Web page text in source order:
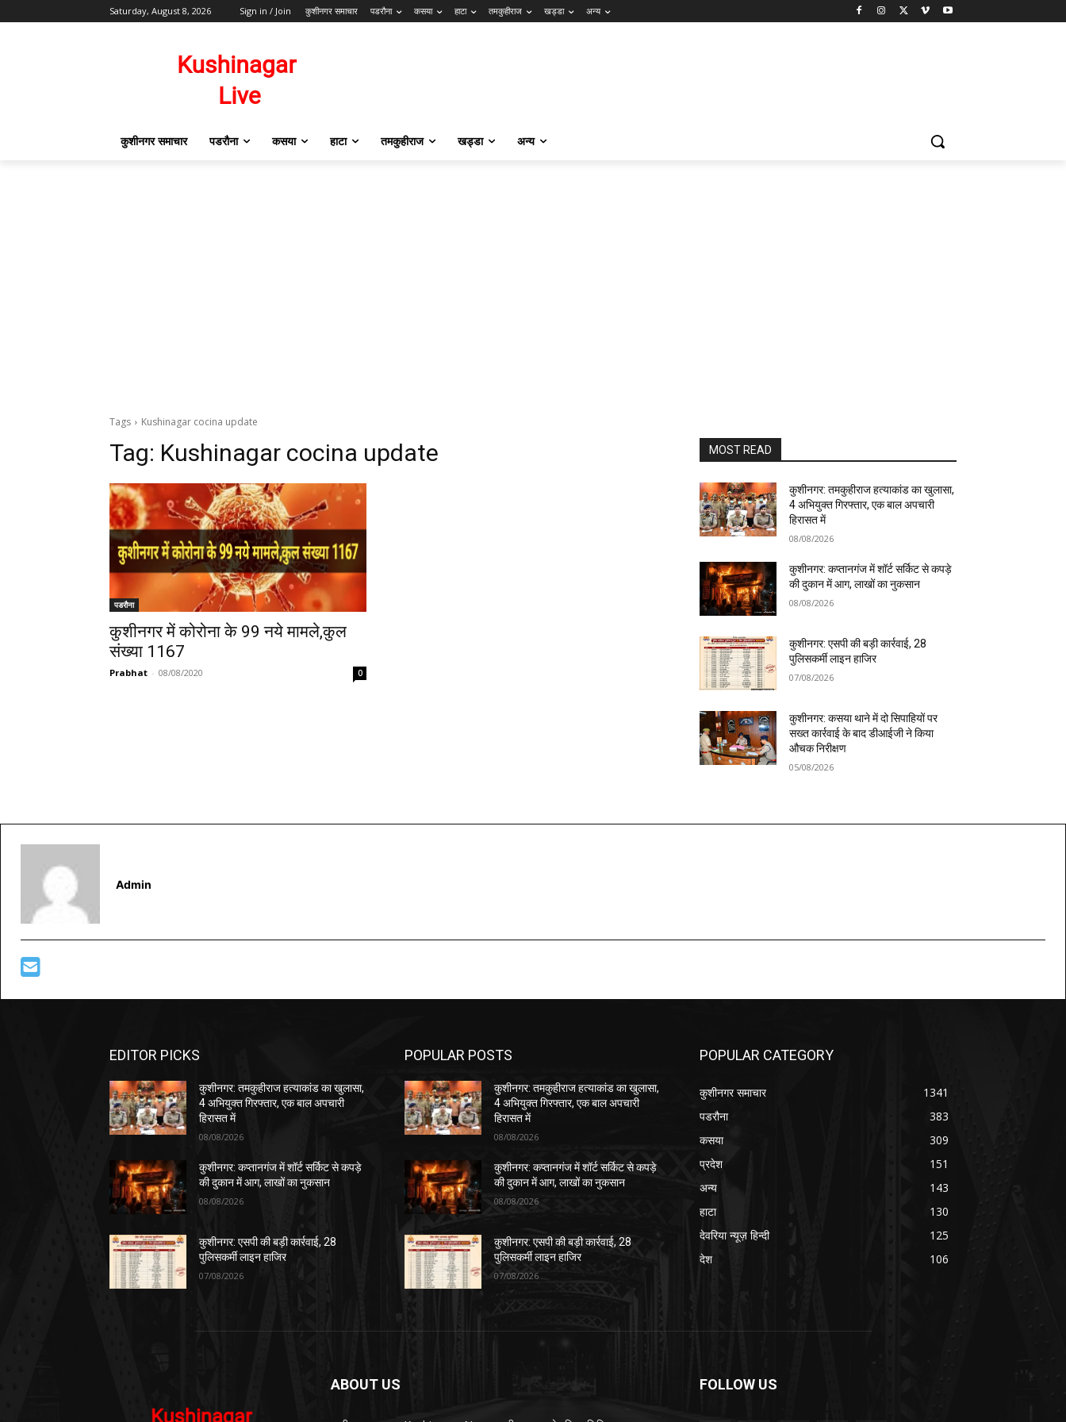
Saturday, August 8, 2026 Sign in / Join कुशीनगर समाचार पडरौना कसया हाटा तमकुहीराज खड्डा अन्य
कुशीनगर समाचार पडरौना कसया हाटा तमकुहीराज खड्डा अन्य
Tags Kushinagar cocina update
Tag: Kushinagar cocina update
पडरौना
कुशीनगर में कोरोना के 99 नये मामले,कुल
संख्या 1167
Prabhat - 08/08/2020 0
MOST READ
कुशीनगर: तमकुहीराज हत्याकांड का खुलासा,
4 अभियुक्त गिरफ्तार, एक बाल अपचारी
हिरासत में
08/08/2026
कुशीनगर: कप्तानगंज में शॉर्ट सर्किट से कपड़े
की दुकान में आग, लाखों का नुकसान
08/08/2026
कुशीनगर: एसपी की बड़ी कार्रवाई, 28
पुलिसकर्मी लाइन हाजिर
07/08/2026
कुशीनगर: कसया थाने में दो सिपाहियों पर
सख्त कार्रवाई के बाद डीआईजी ने किया
औचक निरीक्षण
05/08/2026
Admin
EDITOR PICKS
कुशीनगर: तमकुहीराज हत्याकांड का खुलासा,
4 अभियुक्त गिरफ्तार, एक बाल अपचारी
हिरासत में
08/08/2026
कुशीनगर: कप्तानगंज में शॉर्ट सर्किट से कपड़े
की दुकान में आग, लाखों का नुकसान
08/08/2026
कुशीनगर: एसपी की बड़ी कार्रवाई, 28
पुलिसकर्मी लाइन हाजिर
07/08/2026
POPULAR POSTS
कुशीनगर: तमकुहीराज हत्याकांड का खुलासा,
4 अभियुक्त गिरफ्तार, एक बाल अपचारी
हिरासत में
08/08/2026
कुशीनगर: कप्तानगंज में शॉर्ट सर्किट से कपड़े
की दुकान में आग, लाखों का नुकसान
08/08/2026
कुशीनगर: एसपी की बड़ी कार्रवाई, 28
पुलिसकर्मी लाइन हाजिर
07/08/2026
POPULAR CATEGORY
कुशीनगर समाचार
1341
पडरौना
383
कसया
309
प्रदेश
151
अन्य
143
हाटा
130
देवरिया न्यूज़ हिन्दी
125
देश
106
ABOUT US FOLLOW US